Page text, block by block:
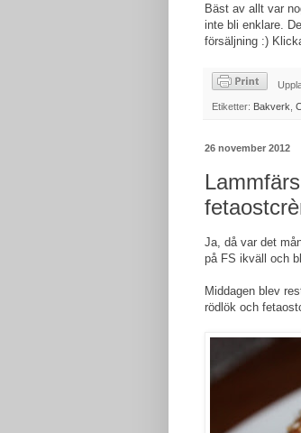
Bäst av allt var
inte bli enklare.
försäljning :)
Etiketter: Bakverk
26 november 2012
Ja, då var det
på FS ikväll och
Middagen blev
rödlök och